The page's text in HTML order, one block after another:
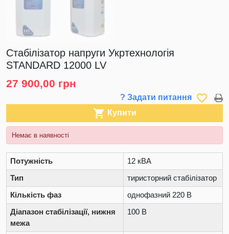
Стабілізатор напруги Укртехнологія
STANDARD 12000 LV
27 900,00 грн
? Задати питання favorite_border
 Купити
Немає в наявності
Потужність
12 кВА
Тип
тиристорний стабілізатор
Кількість фаз
однофазний 220 В
Діапазон стабілізації, нижня
межа
100 В